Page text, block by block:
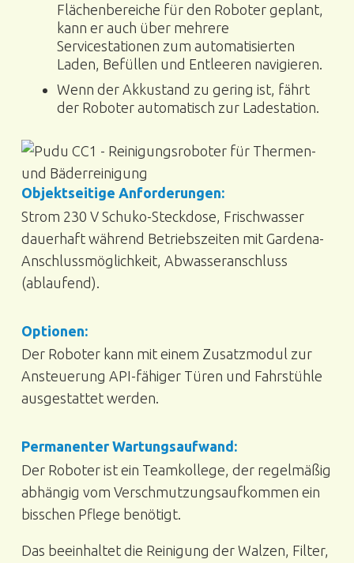
Flächenbereiche für den Roboter geplant,
kann er auch über mehrere
Servicestationen zum automatisierten
Laden, Befüllen und Entleeren navigieren.
Wenn der Akkustand zu gering ist, fährt
der Roboter automatisch zur Ladestation.
Objektseitige Anforderungen:
Strom 230 V Schuko-Steckdose, Frischwasser
dauerhaft während Betriebszeiten mit Gardena-
Anschlussmöglichkeit, Abwasseranschluss
(ablaufend).
Optionen:
Der Roboter kann mit einem Zusatzmodul zur
Ansteuerung API-fähiger Türen und Fahrstühle
ausgestattet werden.
Permanenter Wartungsaufwand:
Der Roboter ist ein Teamkollege, der regelmäßig
abhängig vom Verschmutzungsaufkommen ein
bisschen Pflege benötigt.
Das beeinhaltet die Reinigung der Walzen, Filter,